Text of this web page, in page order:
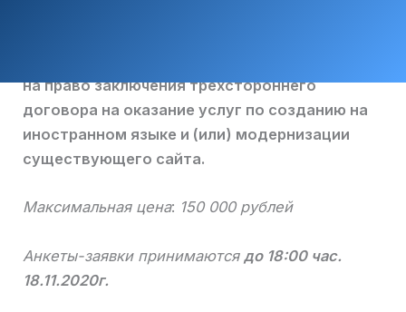
на право заключения трехстороннего
договора на оказание услуг по созданию на
иностранном языке и (или) модернизации
существующего сайта.
Максимальная цена: 150 000 рублей
Анкеты-заявки принимаютсядо 18:00 час.
18.11.2020г.